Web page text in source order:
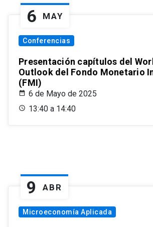
6 MAY
Conferencias
Presentación capítulos del
Outlook del Fondo Monetario
(FMI)
6 de Mayo de 2025
13:40 a 14:40
9 ABR
Microeconomía Aplicada